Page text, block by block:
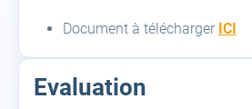
Document à télécharger ICI
Evaluation